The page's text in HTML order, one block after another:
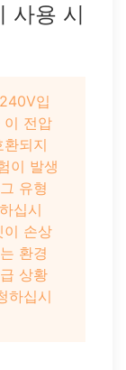
사용 시
입
이 전압
되지
이 발생
유형
십시
이 손상
환경
상황
하십시